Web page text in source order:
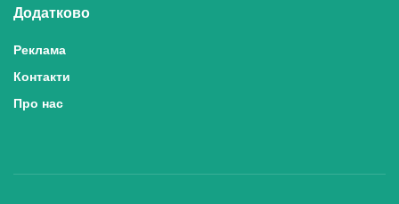
Додатково
Реклама
Контакти
Про нас